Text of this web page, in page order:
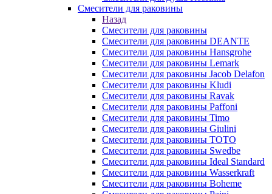
Смесители для раковины
Назад
Смесители для раковины
Смесители для раковины DEANTE
Смесители для раковины Hansgrohe
Смесители для раковины Lemark
Смесители для раковины Jacob Delafon
Смесители для раковины Kludi
Смесители для раковины Ravak
Смесители для раковины Paffoni
Смесители для раковины Timo
Смесители для раковины Giulini
Смесители для раковины TOTO
Смесители для раковины Swedbe
Смесители для раковины Ideal Standard
Смесители для раковины Wasserkraft
Смесители для раковины Boheme